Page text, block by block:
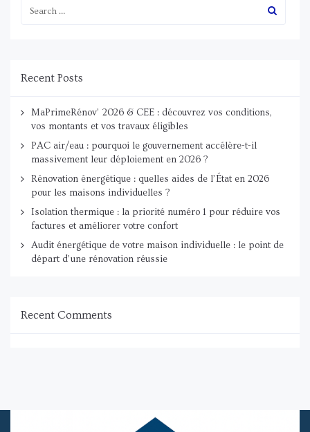
Recent Posts
MaPrimeRénov’ 2026 & CEE : découvrez vos conditions,
vos montants et vos travaux éligibles
PAC air/eau : pourquoi le gouvernement accélère-t-il
massivement leur déploiement en 2026 ?
Rénovation énergétique : quelles aides de l’État en 2026
pour les maisons individuelles ?
Isolation thermique : la priorité numéro 1 pour réduire vos
factures et améliorer votre confort
Audit énergétique de votre maison individuelle : le point de
départ d’une rénovation réussie
Recent Comments